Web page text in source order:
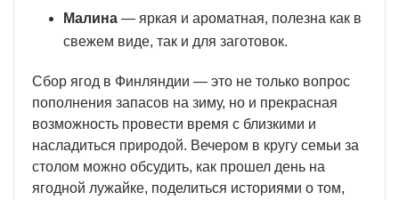
Малина — яркая и ароматная, полезна как в
свежем виде, так и для заготовок.
Сбор ягод в Финляндии — это не только вопрос
пополнения запасов на зиму, но и прекрасная
возможность провести время с близкими и
насладиться природой. Вечером в кругу семьи за
столом можно обсудить, как прошел день на
ягодной лужайке, поделиться историями о том,